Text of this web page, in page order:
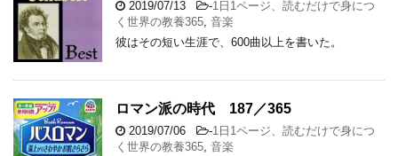
2019/07/13 -1日1ページ、読むだけで身につ
く世界の教養365 音楽
彼はその短い生涯で、600曲以上を書いた。
ロマン派の時代 187／365
2019/07/06 -1日1ページ、読むだけで身につ
く世界の教養365 音楽